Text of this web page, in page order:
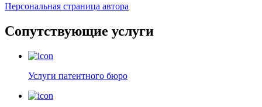
Персональная страница автора
Сопутствующие услуги
Услуги патентного бюро